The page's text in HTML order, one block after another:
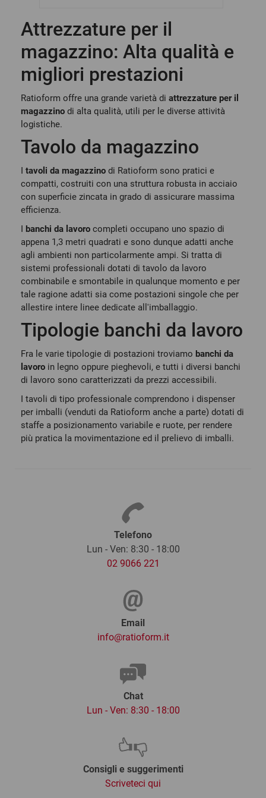
Attrezzature per il
magazzino: Alta qualità e
migliori prestazioni
Ratioform offre una grande varietà di attrezzature per il
magazzino di alta qualità, utili per le diverse attività
logistiche.
Tavolo da magazzino
I tavoli da magazzino di Ratioform sono pratici e
compatti, costruiti con una struttura robusta in acciaio
con superficie zincata in grado di assicurare massima
efficienza.
I banchi da lavoro completi occupano uno spazio di
appena 1,3 metri quadrati e sono dunque adatti anche
agli ambienti non particolarmente ampi. Si tratta di
sistemi professionali dotati di tavolo da lavoro
combinabile e smontabile in qualunque momento e per
tale ragione adatti sia come postazioni singole che per
allestire intere linee dedicate all'imballaggio.
Tipologie banchi da lavoro
Fra le varie tipologie di postazioni troviamo banchi da
lavoro in legno oppure pieghevoli, e tutti i diversi banchi
di lavoro sono caratterizzati da prezzi accessibili.
I tavoli di tipo professionale comprendono i dispenser
per imballi (venduti da Ratioform anche a parte) dotati di
staffe a posizionamento variabile e ruote, per rendere
più pratica la movimentazione ed il prelievo di imballi.
Telefono
Lun - Ven: 8:30 - 18:00
02 9066 221
Email
info@ratioform.it
Chat
Lun - Ven: 8:30 - 18:00
Consigli e suggerimenti
Scriveteci qui